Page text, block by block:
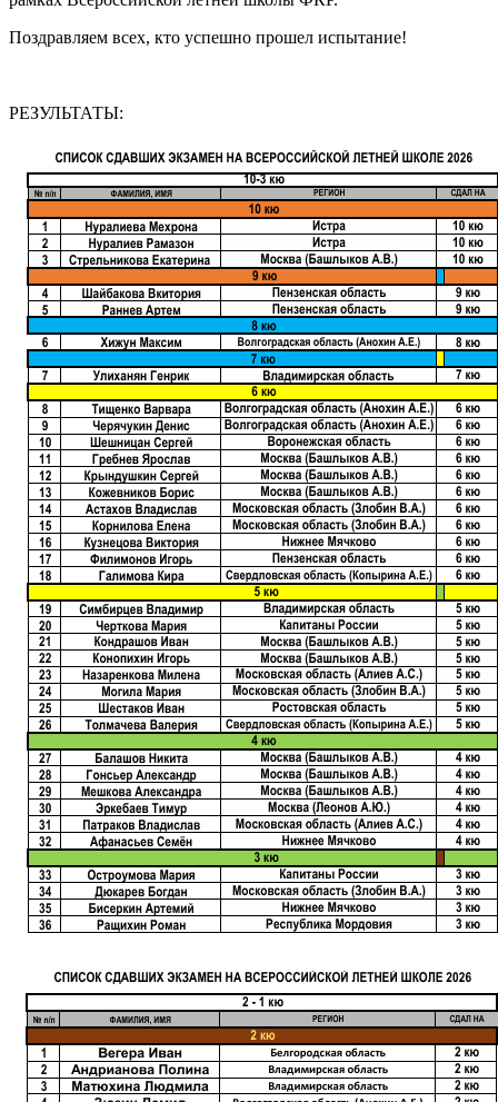
Поздравляем всех, кто успешно прошел испытание!
РЕЗУЛЬТАТЫ: